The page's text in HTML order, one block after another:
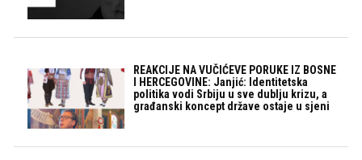
REAKCIJE NA VUČIĆEVE PORUKE IZ BOSNE
I HERCEGOVINE: Janjić: Identitetska
politika vodi Srbiju u sve dublju krizu, a
građanski koncept države ostaje u sjeni